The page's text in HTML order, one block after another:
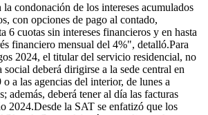
condonación de los intereses acumulados
con opciones de pago al contado,
6 cuotas sin intereses financieros y en hasta
financiero mensual del 4%", detalló.Para
2024, el titular del servicio residencial, no
deberá dirigirse a la sede central en
a las agencias del interior, de lunes a
además, deberá tener al día las facturas
2024.Desde la SAT se enfatizó que los